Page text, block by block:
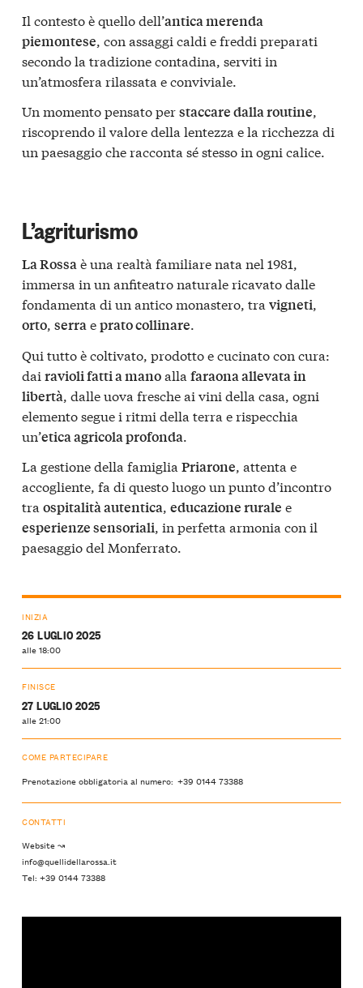
Il contesto è quello dell’antica merenda
piemontese, con assaggi caldi e freddi preparati
secondo la tradizione contadina, serviti in
un’atmosfera rilassata e conviviale.
Un momento pensato perstaccare dalla routine,
riscoprendo il valore della lentezza e la ricchezza di
un paesaggio che racconta sé stesso in ogni calice.
L’agriturismo
La Rossaè una realtà familiare nata nel 1981,
immersa in un anfiteatro naturale ricavato dalle
fondamenta di un antico monastero, tra vigneti,
orto, serraeprato collinare.
Qui tutto è coltivato, prodotto e cucinato con cura:
dai ravioli fatti a manoalla faraona allevata in
libertà, dalle uova fresche ai vini della casa, ogni
elemento segue i ritmi della terra e rispecchia
un’etica agricola profonda.
La gestione della famiglia Priarone, attenta e
accogliente, fa di questo luogo un punto d’incontro
tra ospitalità autentica, educazione rurale e
esperienze sensoriali, in perfetta armonia con il
paesaggio del Monferrato.
INIZIA
26 LUGLIO 2025
alle 18:00
FINISCE
27 LUGLIO 2025
alle 21:00
COME PARTECIPARE
Prenotazione obbligatoria al numero: +39 0144 73388
CONTATTI
Website ↝
info@quellidellarossa.it
Tel: +39 0144 73388